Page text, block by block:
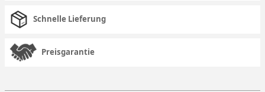
Schnelle Lieferung
Preisgarantie